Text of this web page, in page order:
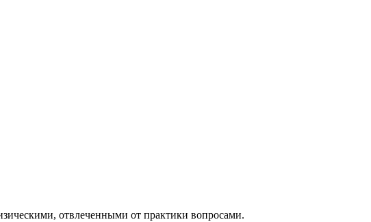
отвлеченными от практики вопросами.